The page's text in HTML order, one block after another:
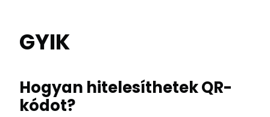
GYIK
Hogyan hitelesíthetek QR-
kódot?